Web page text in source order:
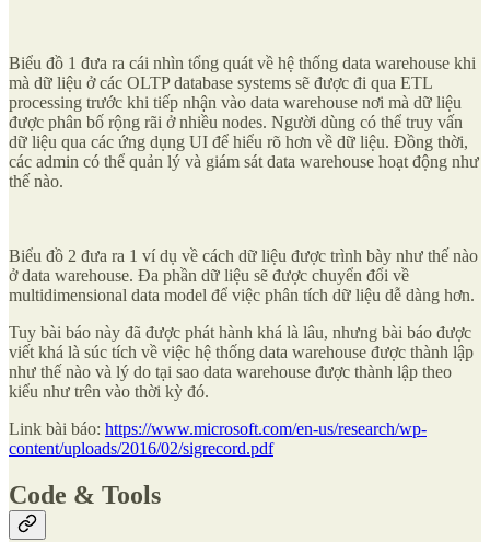
Biểu đồ 1 đưa ra cái nhìn tổng quát về hệ thống data warehouse khi
mà dữ liệu ở các OLTP database systems sẽ được đi qua ETL
processing trước khi tiếp nhận vào data warehouse nơi mà dữ liệu
được phân bố rộng rãi ở nhiều nodes. Người dùng có thể truy vấn
dữ liệu qua các ứng dụng UI để hiểu rõ hơn về dữ liệu. Đồng thời,
các admin có thể quản lý và giám sát data warehouse hoạt động như
thế nào.
Biểu đồ 2 đưa ra 1 ví dụ về cách dữ liệu được trình bày như thế nào
ở data warehouse. Đa phần dữ liệu sẽ được chuyển đổi về
multidimensional data model để việc phân tích dữ liệu dễ dàng hơn.
Tuy bài báo này đã được phát hành khá là lâu, nhưng bài báo được
viết khá là súc tích về việc hệ thống data warehouse được thành lập
như thế nào và lý do tại sao data warehouse được thành lập theo
kiểu như trên vào thời kỳ đó.
Link bài báo: https://www.microsoft.com/en-us/research/wp-
content/uploads/2016/02/sigrecord.pdf
Code & Tools